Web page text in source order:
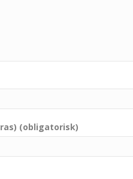
(obligatorisk)